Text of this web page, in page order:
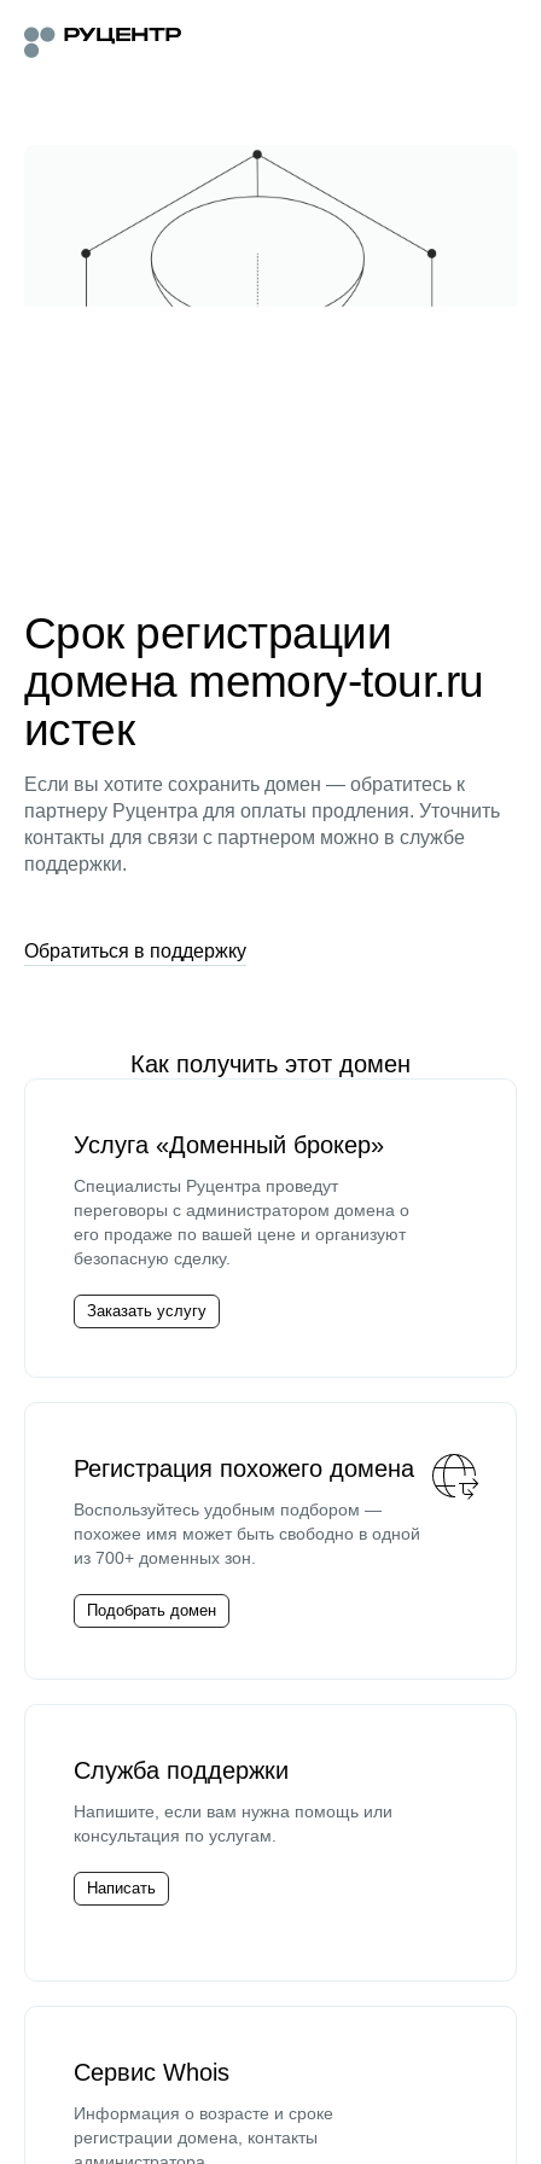
Срок регистрации
домена memory-tour.ru
истек
Если вы хотите сохранить домен — обратитесь к
партнеру Руцентра для оплаты продления. Уточнить
контакты для связи с партнером можно в службе
поддержки.
Обратиться в поддержку
Как получить этот домен
Услуга «Доменный брокер»
Специалисты Руцентра проведут
переговоры с администратором домена о
его продаже по вашей цене и организуют
безопасную сделку.
Заказать услугу
Регистрация похожего домена
Воспользуйтесь удобным подбором —
похожее имя может быть свободно в одной
из 700+ доменных зон.
Подобрать домен
Служба поддержки
Напишите, если вам нужна помощь или
консультация по услугам.
Написать
Сервис Whois
Информация о возрасте и сроке
регистрации домена, контакты